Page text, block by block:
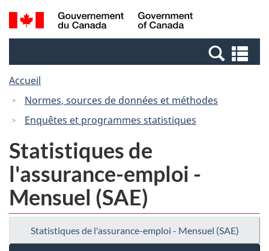
Passer
au
Passer
à
Canada
Recherche
et
et
Accueil
Normes, sources de données et méthodes
Enquêtes et programmes statistiques
Statistiques de
l'assurance-emploi -
Mensuel (SAE)
Statistiques de l'assurance-emploi - Mensuel (SAE)